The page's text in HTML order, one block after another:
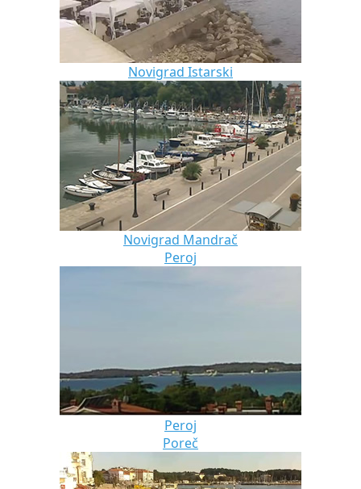
Novigrad Istarski
Novigrad Mandrač
Peroj
Peroj
Poreč